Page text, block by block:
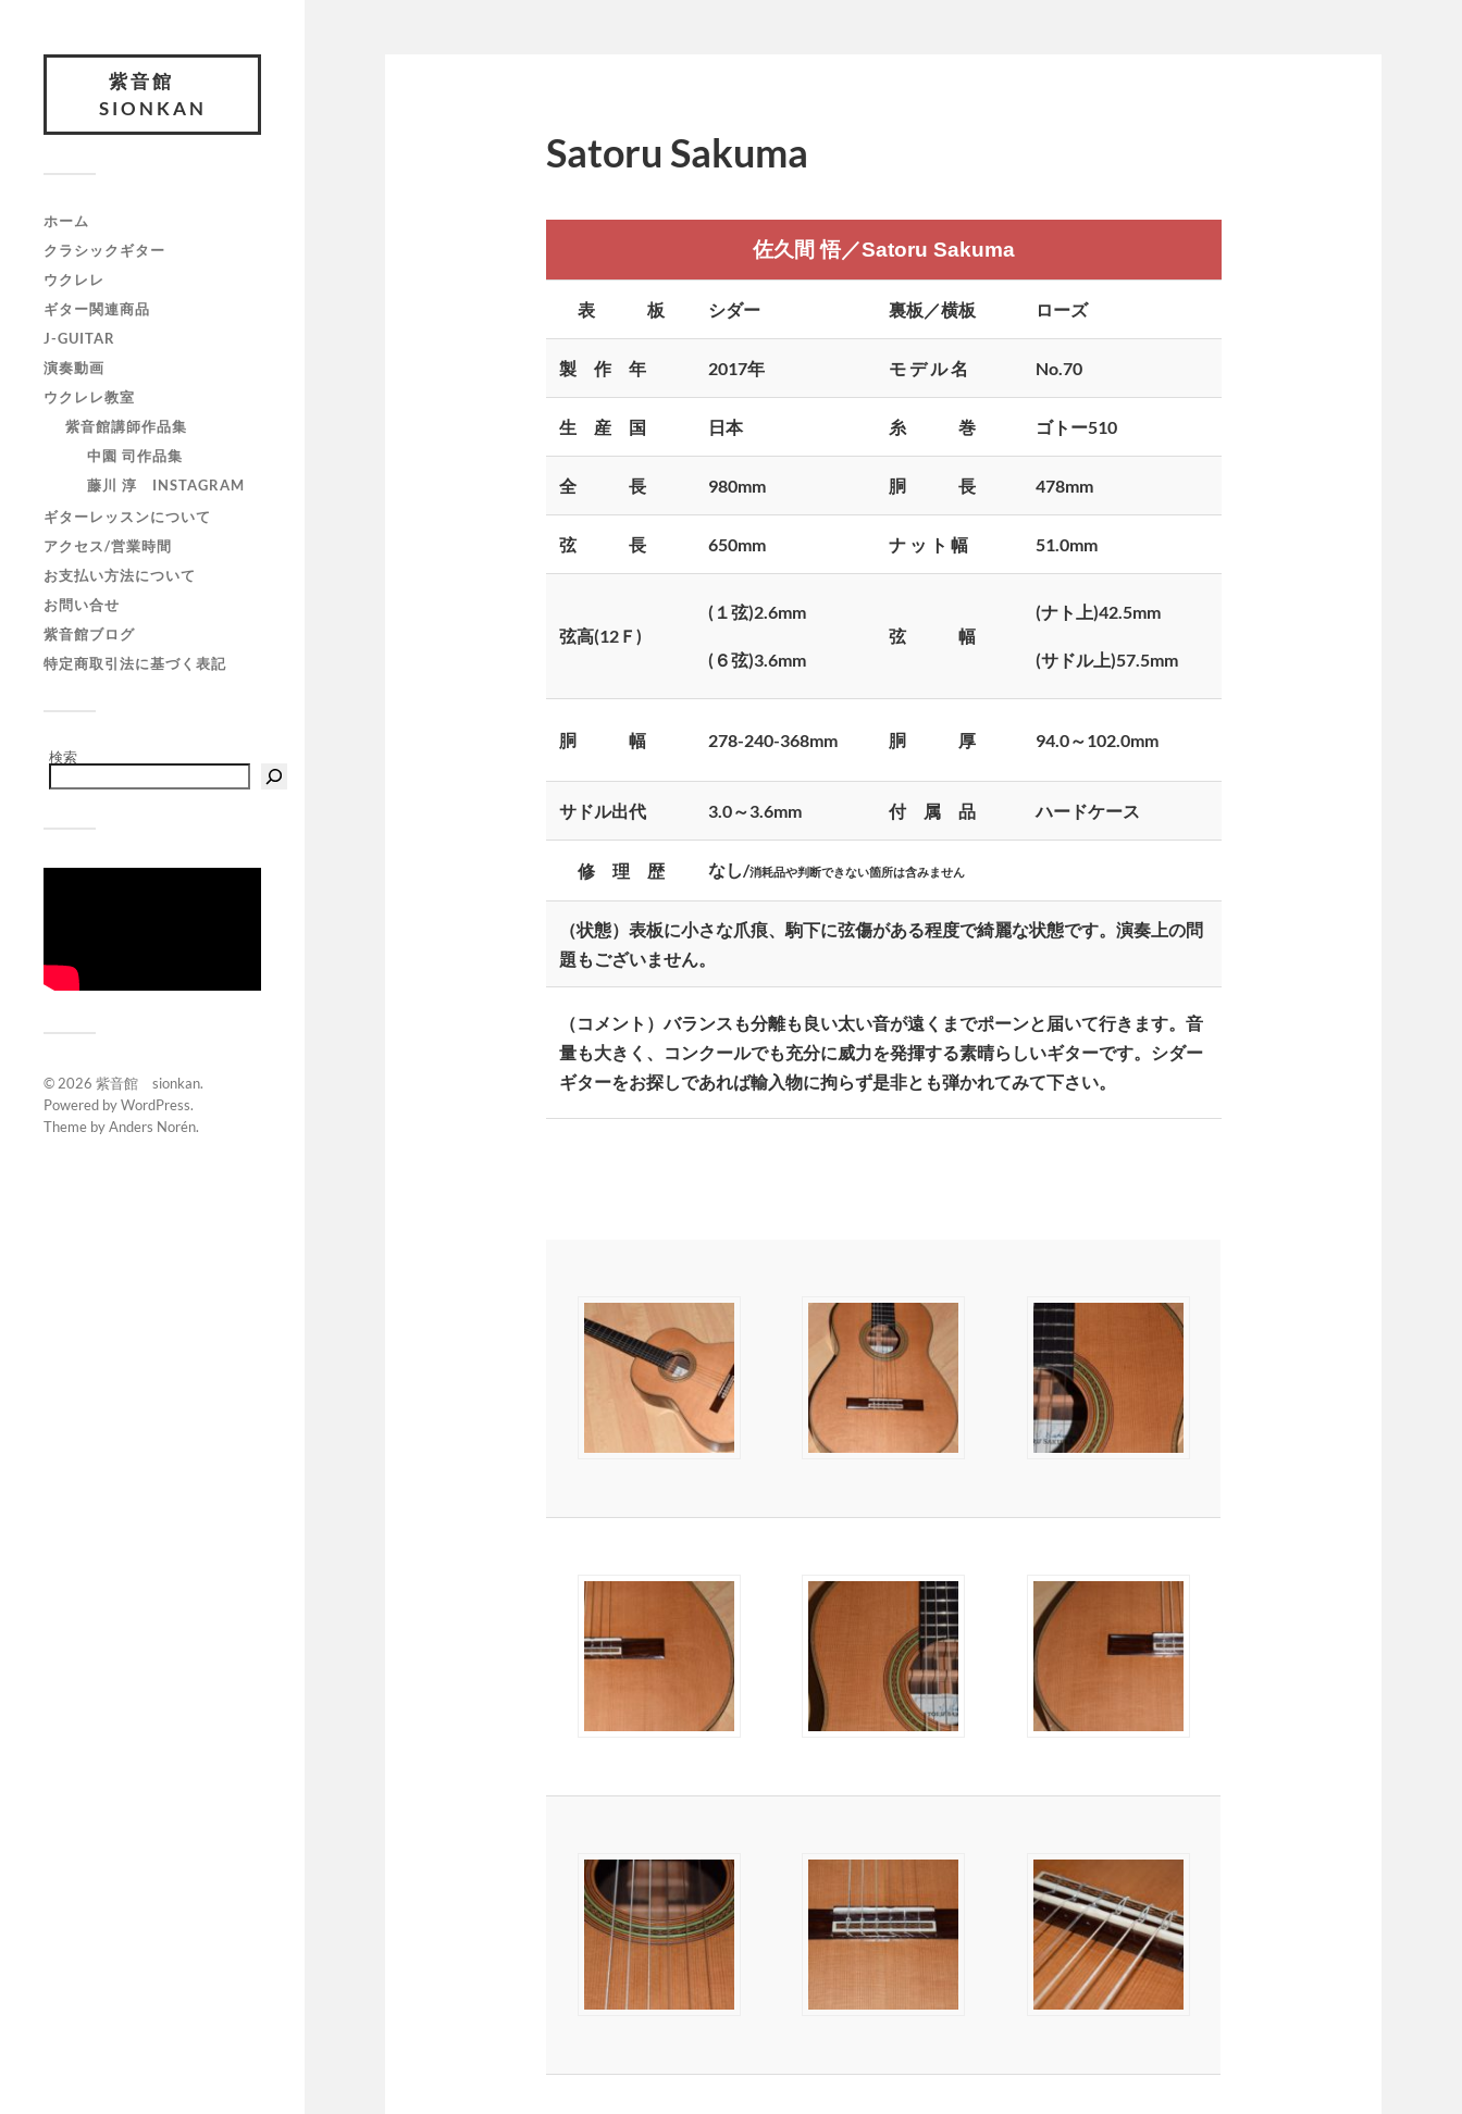
紫音館
SIONKAN
ホーム
クラシックギター
ウクレレ
ギター関連商品
J-GUITAR
演奏動画
ウクレレ教室
紫音館講師作品集
中園 司作品集
藤川 淳 INSTAGRAM
ギターレッスンについて
アクセス/営業時間
お支払い方法について
お問い合せ
紫音館ブログ
特定商取引法に基づく表記
検索
© 2026 紫音館 sionkan.
Powered byWordPress.
Theme byAnders Norén.
Satoru Sakuma
佐久間 悟／Satoru Sakuma
表 板 シダー 裏板／横板 ローズ
製 作 年 2017年 モ デ ル 名 No.70
生 産 国 日本 糸 巻 ゴトー510
全 長 980mm 胴 長 478mm
弦 長 650mm ナ ッ ト 幅 51.0mm
弦高(12Ｆ)
( １弦)2.6mm
( ６弦)3.6mm
弦 幅
(ナト上)42.5mm
(サドル上)57.5mm
胴 幅 278-240-368mm 胴 厚 94.0～102.0mm
サドル出代 3.0～3.6mm 付 属 品 ハードケース
修 理 歴 なし/消耗品や判断できない箇所は含みません
（状態）表板に小さな爪痕、駒下に弦傷がある程度で綺麗な状態です。演奏上の問
題もございません。
（コメント）バランスも分離も良い太い音が遠くまでポーンと届いて行きます。音
量も大きく、コンクールでも充分に威力を発揮する素晴らしいギターです。シダー
ギターをお探しであれば輸入物に拘らず是非とも弾かれてみて下さい。